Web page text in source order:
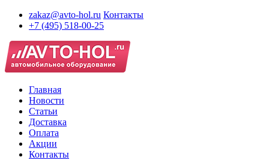
zakaz@avto-hol.ru Контакты
+7 (495) 518-00-25
Главная
Новости
Статьи
Доставка
Оплата
Акции
Контакты